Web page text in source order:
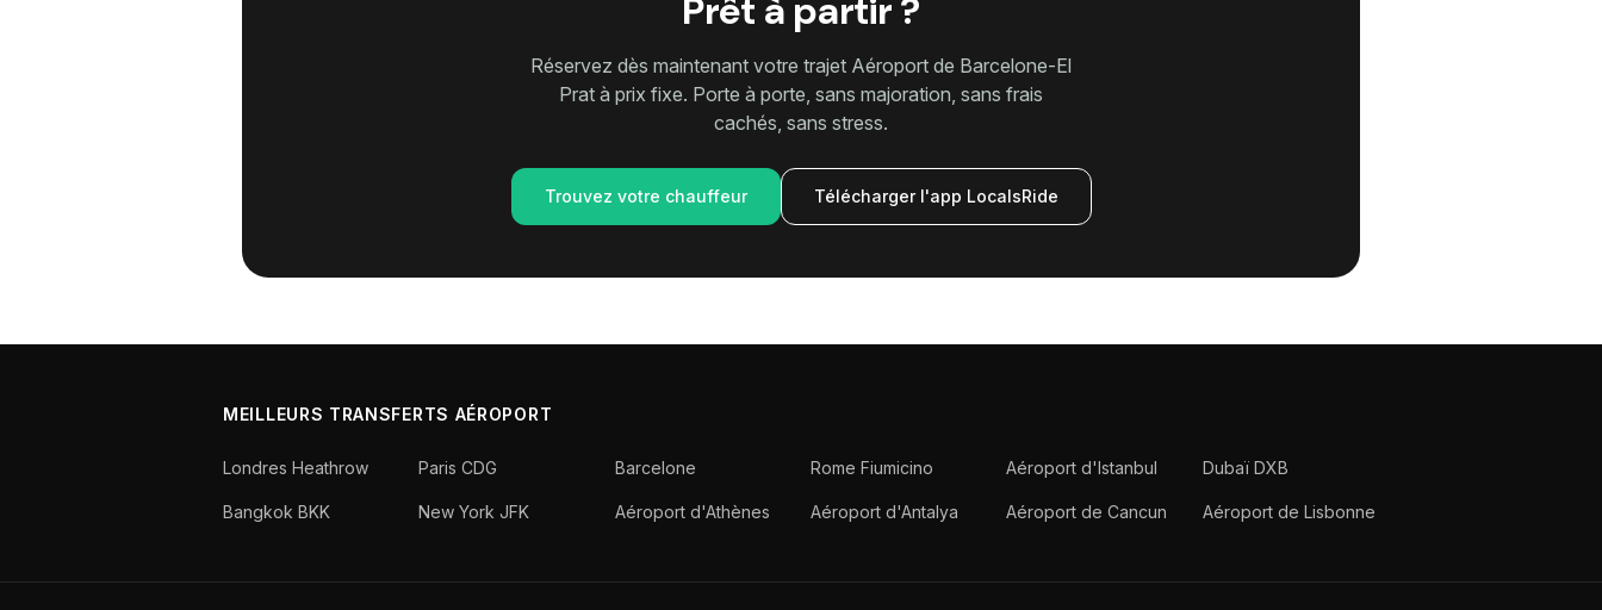
Prêt à partir ?
Réservez dès maintenant votre trajet Aéroport de Barcelone-El
Prat à prix fixe. Porte à porte, sans majoration, sans frais
cachés, sans stress.
Trouvez votre chauffeur Télécharger l'app LocalsRide
MEILLEURS TRANSFERTS AÉROPORT
Londres Heathrow Paris CDG Barcelone Rome Fiumicino Aéroport d'Istanbul Dubaï DXB
Bangkok BKK New York JFK Aéroport d'Athènes Aéroport d'Antalya Aéroport de Cancun Aéroport de Lisbonne